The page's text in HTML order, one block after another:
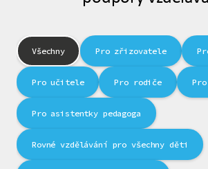
Všechny Pro zřizovatele
Pro učitele Pro rodiče
Pro asistentky pedagoga
Rovné vzdělávání pro všechny děti